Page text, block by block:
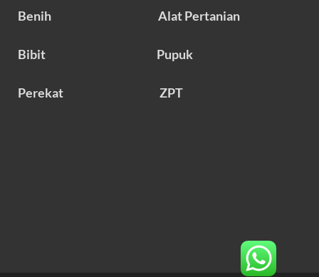
Benih Alat Pertanian
Bibit Pupuk
Perekat ZPT